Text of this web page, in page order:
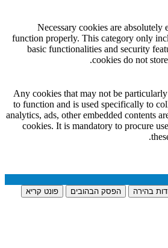
Necessary cookies are absolutely
function properly. This category only
basic functionalities and security
cookies do not
Any cookies that may not be
to function and is used specifically to
analytics, ads, other embedded contents
cookies. It is mandatory to procure
בהירה הפסק הבהובים
פונט קריא